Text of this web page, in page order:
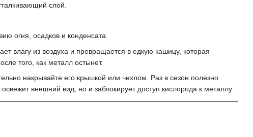
слой.
огня, осадков и конденсата.
влагу из воздуха и превращается в едкую кашицу, которая
того, как металл остынет.
накрывайте его крышкой или чехлом. Раз в сезон полезно
внешний вид, но и заблокирует доступ кислорода к металлу.